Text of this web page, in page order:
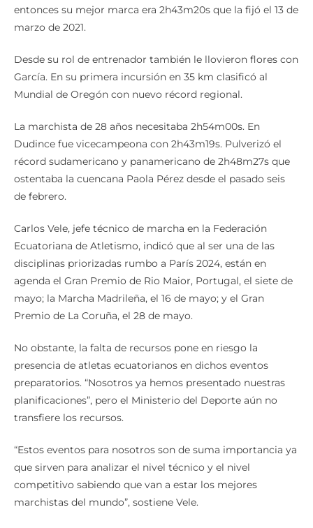
entonces su mejor marca era 2h43m20s que la fijó el 13 de
marzo de 2021.
Desde su rol de entrenador también le llovieron flores con
García. En su primera incursión en 35 km clasificó al
Mundial de Oregón con nuevo récord regional.
La marchista de 28 años necesitaba 2h54m00s. En
Dudince fue vicecampeona con 2h43m19s. Pulverizó el
récord sudamericano y panamericano de 2h48m27s que
ostentaba la cuencana Paola Pérez desde el pasado seis
de febrero.
Carlos Vele, jefe técnico de marcha en la Federación
Ecuatoriana de Atletismo, indicó que al ser una de las
disciplinas priorizadas rumbo a París 2024, están en
agenda el Gran Premio de Rio Maior, Portugal, el siete de
mayo; la Marcha Madrileña, el 16 de mayo; y el Gran
Premio de La Coruña, el 28 de mayo.
No obstante, la falta de recursos pone en riesgo la
presencia de atletas ecuatorianos en dichos eventos
preparatorios. “Nosotros ya hemos presentado nuestras
planificaciones”, pero el Ministerio del Deporte aún no
transfiere los recursos.
“Estos eventos para nosotros son de suma importancia ya
que sirven para analizar el nivel técnico y el nivel
competitivo sabiendo que van a estar los mejores
marchistas del mundo”, sostiene Vele.